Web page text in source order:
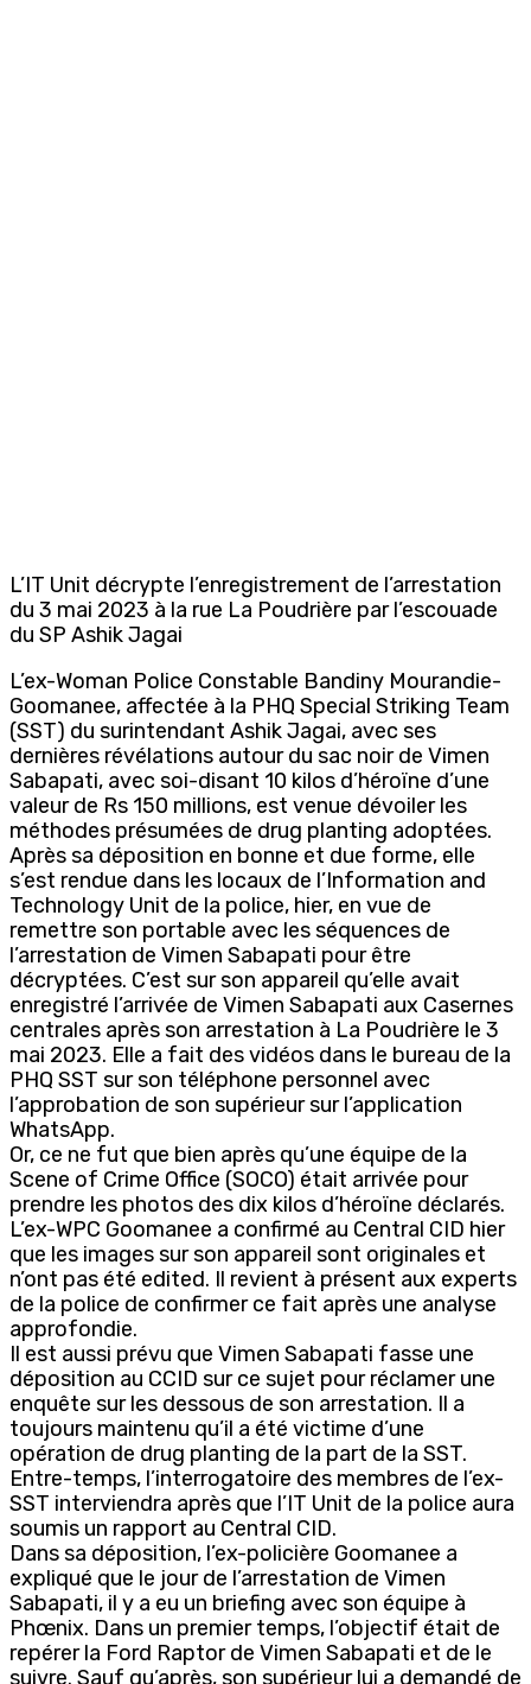
L’IT Unit décrypte l’enregistrement de l’arrestation
du 3 mai 2023 à la rue La Poudrière par l’escouade
du SP Ashik Jagai
L’ex-Woman Police Constable Bandiny Mourandie-
Goomanee, affectée à la PHQ Special Striking Team
(SST) du surintendant Ashik Jagai, avec ses
dernières révélations autour du sac noir de Vimen
Sabapati, avec soi-disant 10 kilos d’héroïne d’une
valeur de Rs 150 millions, est venue dévoiler les
méthodes présumées de drug planting adoptées.
Après sa déposition en bonne et due forme, elle
s’est rendue dans les locaux de l’Information and
Technology Unit de la police, hier, en vue de
remettre son portable avec les séquences de
l’arrestation de Vimen Sabapati pour être
décryptées. C’est sur son appareil qu’elle avait
enregistré l’arrivée de Vimen Sabapati aux Casernes
centrales après son arrestation à La Poudrière le 3
mai 2023. Elle a fait des vidéos dans le bureau de la
PHQ SST sur son téléphone personnel avec
l’approbation de son supérieur sur l’application
WhatsApp.
Or, ce ne fut que bien après qu’une équipe de la
Scene of Crime Office (SOCO) était arrivée pour
prendre les photos des dix kilos d’héroïne déclarés.
L’ex-WPC Goomanee a confirmé au Central CID hier
que les images sur son appareil sont originales et
n’ont pas été edited. Il revient à présent aux experts
de la police de confirmer ce fait après une analyse
approfondie.
Il est aussi prévu que Vimen Sabapati fasse une
déposition au CCID sur ce sujet pour réclamer une
enquête sur les dessous de son arrestation. Il a
toujours maintenu qu’il a été victime d’une
opération de drug planting de la part de la SST.
Entre-temps, l’interrogatoire des membres de l’ex-
SST interviendra après que l’IT Unit de la police aura
soumis un rapport au Central CID.
Dans sa déposition, l’ex-policière Goomanee a
expliqué que le jour de l’arrestation de Vimen
Sabapati, il y a eu un briefing avec son équipe à
Phœnix. Dans un premier temps, l’objectif était de
repérer la Ford Raptor de Vimen Sabapati et de le
suivre. Sauf qu’après, son supérieur lui a demandé de